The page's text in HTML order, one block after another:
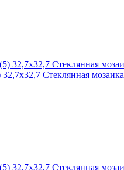
Стеклянная мозаика